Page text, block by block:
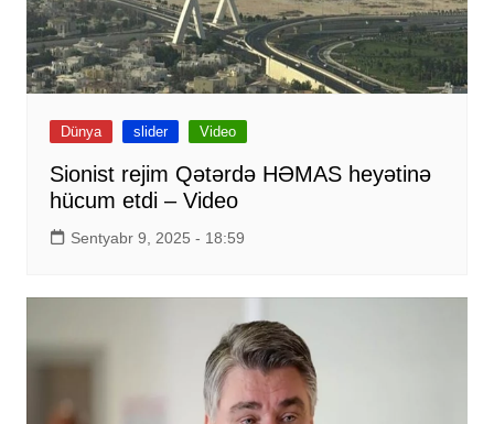
Dünya slider Video
Sionist rejim Qətərdə HƏMAS heyətinə
hücum etdi – Video
Sentyabr 9, 2025 - 18:59